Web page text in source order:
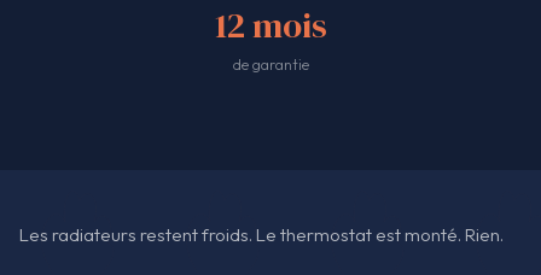
12 mois
de garantie
Les radiateurs restent froids. Le thermostat est monté. Rien.